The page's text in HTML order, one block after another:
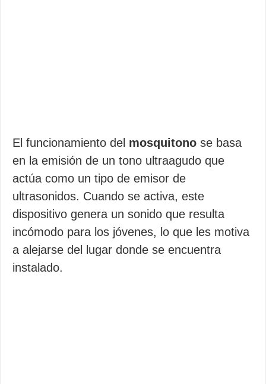
El funcionamiento del mosquitono se basa
en la emisión de un tono ultraagudo que
actúa como un tipo de emisor de
ultrasonidos. Cuando se activa, este
dispositivo genera un sonido que resulta
incómodo para los jóvenes, lo que les motiva
a alejarse del lugar donde se encuentra
instalado.